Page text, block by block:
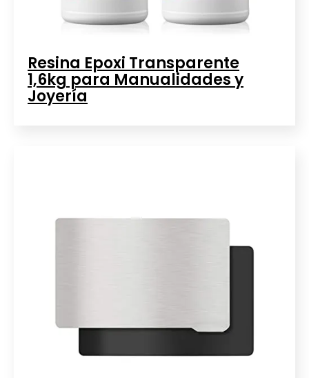
Resina Epoxi Transparente
1,6kg para Manualidades y
Joyería